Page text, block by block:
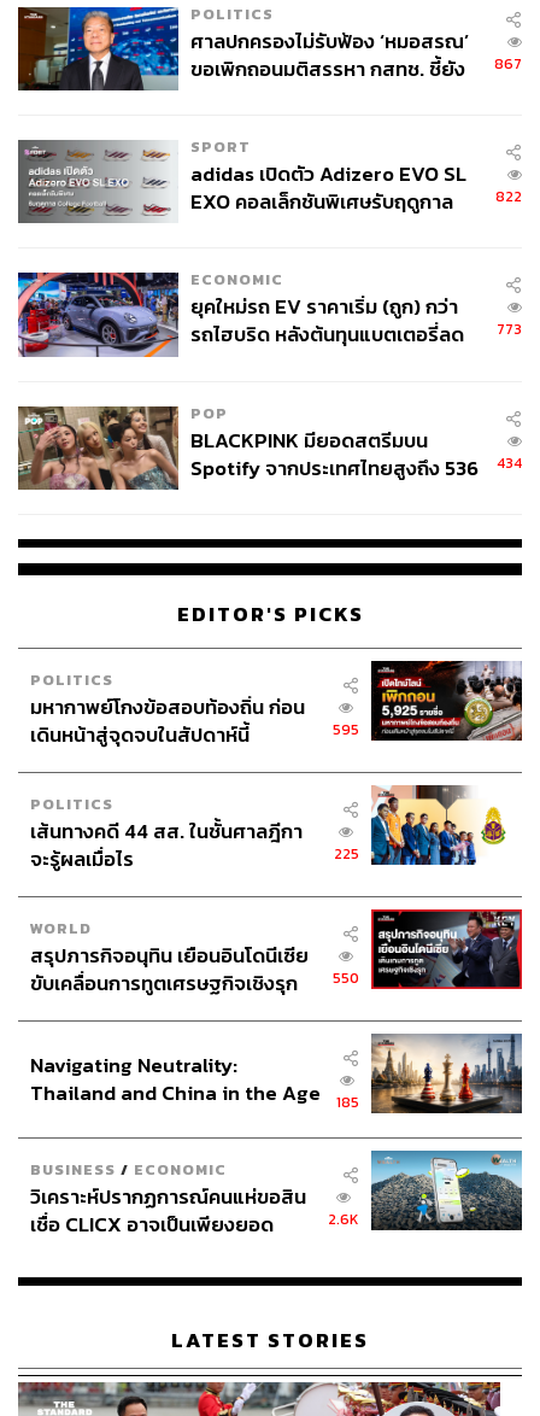
POLITICS
ศาลปกครองไม่รับฟ้อง ‘หมอสรณ’
ขอเพิกถอนมติสรรหา กสทช. ชี้ยัง
867
SPORT
adidas เปิดตัว Adizero EVO SL
EXO คอลเล็กชันพิเศษรับฤดูกาล
822
ECONOMIC
ยุคใหม่รถ EV ราคาเริ่ม (ถูก) กว่า
รถไฮบริด หลังต้นทุนแบตเตอรี่ลด
773
POP
BLACKPINK มียอดสตรีมบน
Spotify จากประเทศไทยสูงถึง 536
434
EDITOR'S PICKS
POLITICS
มหากาพย์โกงข้อสอบท้องถิ่น ก่อน
เดินหน้าสู่จุดจบในสัปดาห์นี้
595
POLITICS
เส้นทางคดี 44 สส. ในชั้นศาลฎีกา
จะรู้ผลเมื่อไร
225
WORLD
สรุปภารกิจอนุทิน เยือนอินโดนีเซีย
ขับเคลื่อนการทูตเศรษฐกิจเชิงรุก
550
Navigating Neutrality:
Thailand and China in the Age
185
BUSINESS / ECONOMIC
วิเคราะห์ปรากฏการณ์คนแห่ขอสิน
เชื่อ CLICX อาจเป็นเพียงยอด
เรือนไทยที่ถูกซุกไว้
2.6K
LATEST STORIES